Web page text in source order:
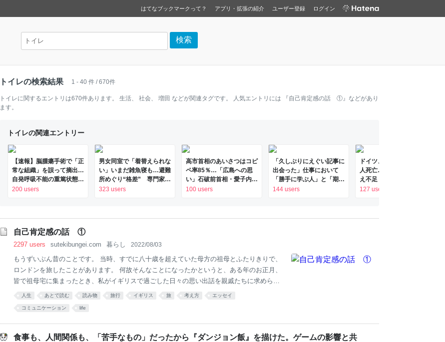
はてなブックマークって？ アプリ・拡張の紹介 ユーザー登録 ログイン
トイレの検索結果 1 - 40 件 / 670件
トイレに関するエントリは670件あります。 生活 社会 増田 などが関連タグです。 人気エントリには 『自己肯定感の話 ①』 などがあり
ます。
トイレの関連エントリー
【速報】脳腫瘍手術で「正
常な組織」を誤って摘出…
自発呼吸不能の重篤状態
に 「腫瘍でない」結果出
Yahoo!ニュース
200 users
男女同室で「着替えられな
い」いまだ雑魚寝も…避難
所めぐり“格差” 専門家
「標準化されていない」
323 users
高市首相のあいさつはコピ
ペ率85％…「広島への思
い」石破前首相・愛子内親
王とは絶望的格差｜日刊ゲ
100 users
「久しぶりにえぐい記事に
出会った」仕事において
「勝手に学ぶ人」と「期待
されて学ぶ人」の開きがと
144 users
ドイツ、6月の熱波で9600
人死亡…冷房が普及せず備
え不足「一万人近く死ぬと
かもう災害じゃん…」「本
127 users
自己肯定感の話 ①
2297 users sutekibungei.com 暮らし 2022/08/03
もうずいぶん昔のことです。 当時、すでに八十歳を超えていた母方の祖母とふたりきりで、
ロンドンを旅したことがあります。 何故そんなことになったかというと、ある年のお正月、
皆で祖母宅に集まったとき、私がイギリスで過ごした日々の思い出話を親戚たちに求められ
たのです。 それで問われるままにあれこれ語っていたら、祖母が「一生に一度でいいからイ
者というのはたいてい何かしら気難しいところがあるものですが、祖母も典型的な「プライ
ドが高すぎるめんどくさい年寄り」であり、既にまあまあ認知症も進んでおり、扱いの大変
人生 あとで読む 読み物 旅行 イギリス 旅 考え方 エッセイ
コミュニケーション life
食事も、人間関係も、「苦手なもの」だったから『ダンジョン飯』を描けた。ゲームの影響と共